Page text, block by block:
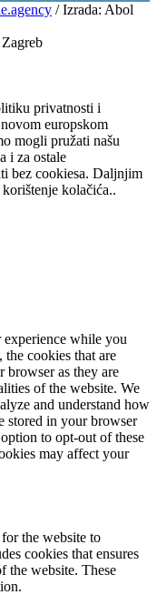
/ Izrada: Abol
privatnosti i
europskom
mogli pružati našu
i za ostale
bez cookiesa. Daljnjim
kolačića..
while you
cookies that are
browser as they are
of the website. We
and understand how
stored in your browser
to opt-out of these
may affect your
the website to
cookies that ensures
the website. These